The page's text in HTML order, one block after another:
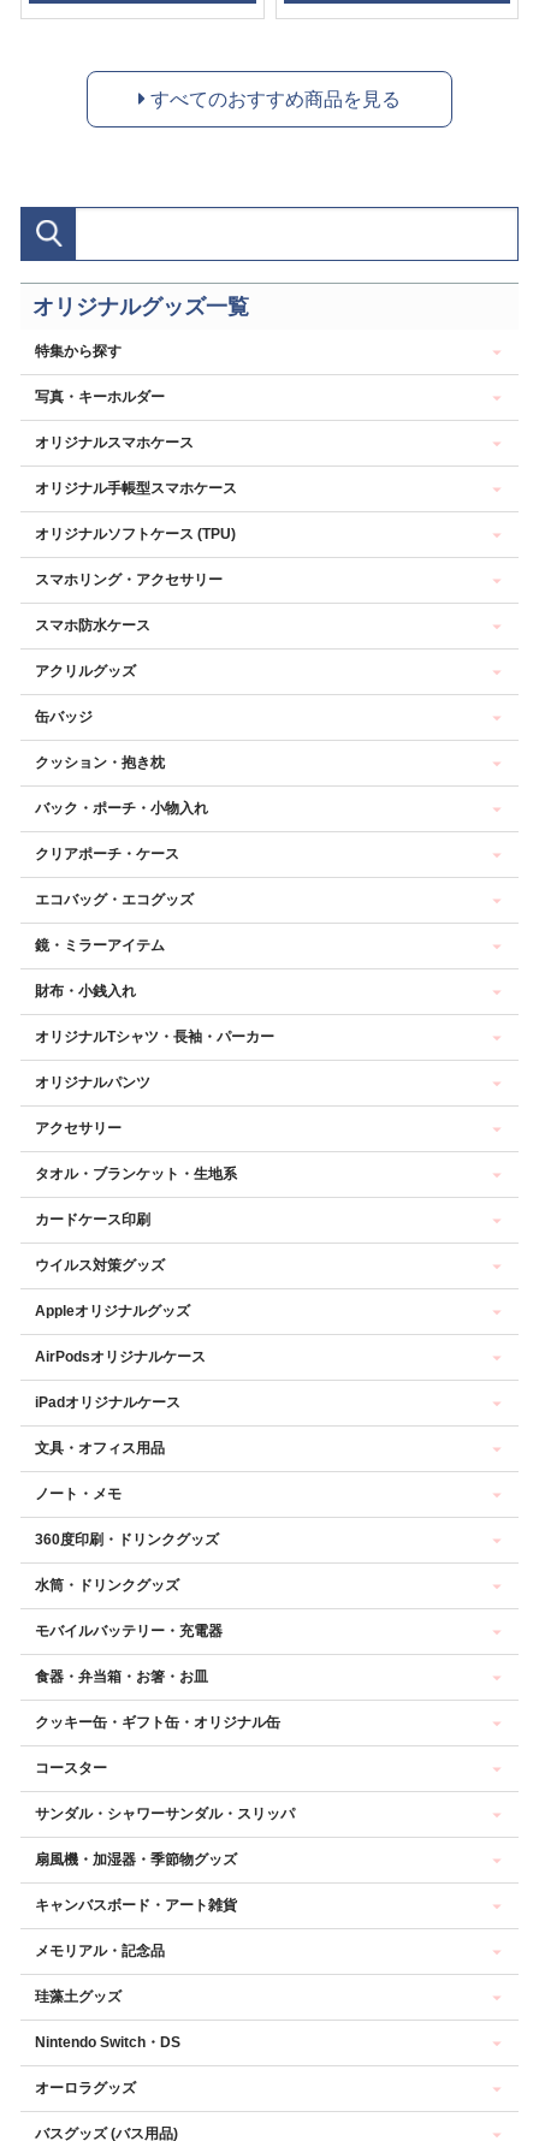
すべてのおすすめ商品を見る
オリジナルグッズ一覧
特集から探す
写真・キーホルダー
オリジナルスマホケース
オリジナル手帳型スマホケース
オリジナルソフトケース (TPU)
スマホリング・アクセサリー
スマホ防水ケース
アクリルグッズ
缶バッジ
クッション・抱き枕
バック・ポーチ・小物入れ
クリアポーチ・ケース
エコバッグ・エコグッズ
鏡・ミラーアイテム
財布・小銭入れ
オリジナルTシャツ・長袖・パーカー
オリジナルパンツ
アクセサリー
タオル・ブランケット・生地系
カードケース印刷
ウイルス対策グッズ
Appleオリジナルグッズ
AirPodsオリジナルケース
iPadオリジナルケース
文具・オフィス用品
ノート・メモ
360度印刷・ドリンクグッズ
水筒・ドリンクグッズ
モバイルバッテリー・充電器
食器・弁当箱・お箸・お皿
クッキー缶・ギフト缶・オリジナル缶
コースター
サンダル・シャワーサンダル・スリッパ
扇風機・加湿器・季節物グッズ
キャンバスボード・アート雑貨
メモリアル・記念品
珪藻土グッズ
Nintendo Switch・DS
オーロラグッズ
バスグッズ (バス用品)